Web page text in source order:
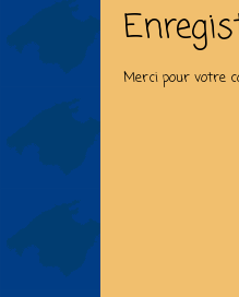
Merci pour votre